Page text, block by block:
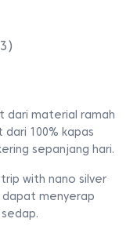
dari material ramah
dari 100% kapas
sepanjang hari.
with nano silver
dapat menyerap